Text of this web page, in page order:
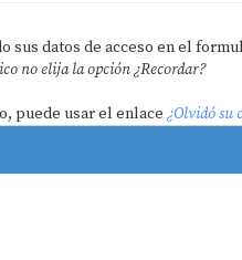
sus datos de acceso en el
no elija la opción¿Recordar?
puede usar el enlace ¿Olvidó su